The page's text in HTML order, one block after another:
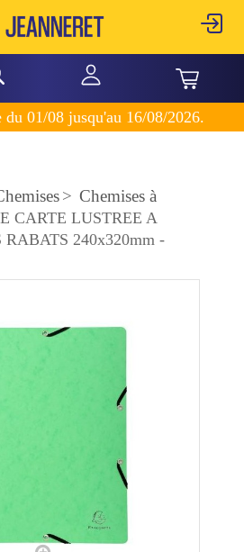
du 01/08 jusqu'au 16/08/2026.
> Chemises à
CARTE LUSTREE A
240x320mm -